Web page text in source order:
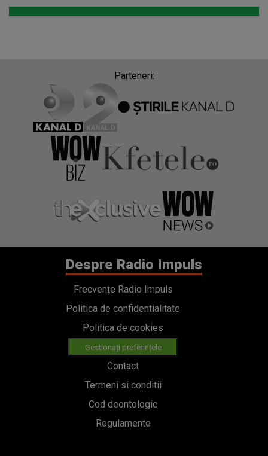
Parteneri:
Despre Radio Impuls
Frecvențe Radio Impuls
Politica de confidentialitate
Politica de cookies
Gestionați preferințele
Contact
Termeni si conditii
Cod deontologic
Regulamente